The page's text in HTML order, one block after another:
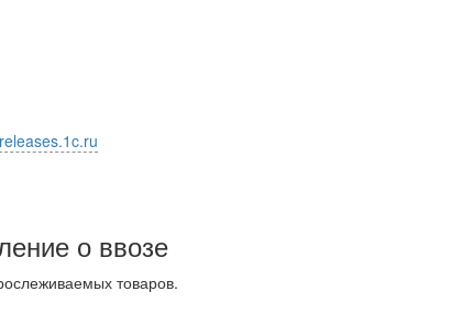
releases.1c.ru
о ввозе
товаров.